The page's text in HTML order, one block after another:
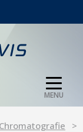
MENU
Chromatografie